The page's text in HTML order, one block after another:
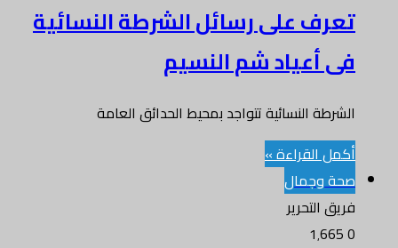
تعرف على رسائل الشرطة النسائية
فى أعياد شم النسيم
الشرطة النسائية تتواجد بمحيط الحدائق العامة
أكمل القراءة »
صحة وجمال
فريق التحرير
0